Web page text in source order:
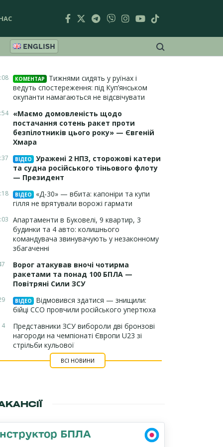
ENGLISH
КОМЕНТАР
Тижнями сидять у руїнах і
ведуть спостереження: під Куп’янськом
окупанти намагаються не відсвічувати
«Маємо домовленість щодо
постачання сотень ракет проти
безпілотників цього року» — Євгеній
Хмара
ВІДЕО
Уражені 2 НПЗ, сторожові катери
та судна російського тіньового флоту
— Президент
ВІДЕО
«Д-30» — вбита: капоніри та купи
гілля не врятували ворожі гармати
Апартаменти в Буковелі, 9 квартир, 3
будинки та 4 авто: колишнього
командувача звинувачують у незаконному
збагаченні
Ворог атакував вночі чотирма
ракетами та понад 100 БПЛА —
Повітряні Сили ЗСУ
ВІДЕО
Відмовився здатися — знищили:
бійці ССО провчили російського упертюха
Представники ЗСУ вибороли дві бронзові
нагороди на чемпіонаті Європи U23 зі
стрільби кульової
ВСІ НОВИНИ
БПЛА